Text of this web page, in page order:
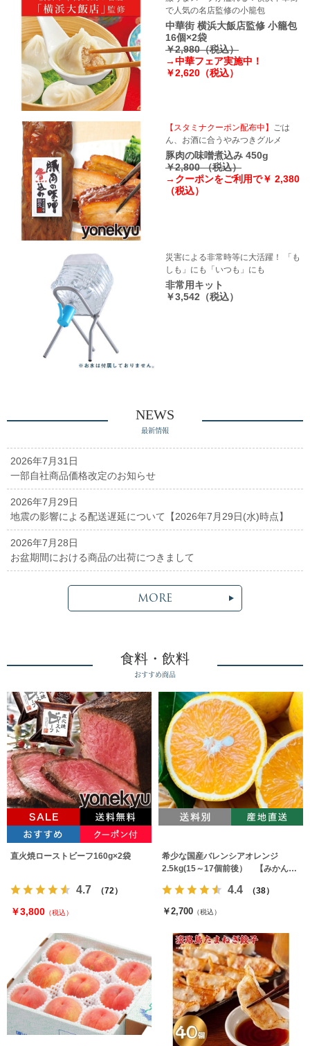
で人気の名店監修の小籠包
中華街 横浜大飯店監修 小籠包
16個×2袋
￥2,980（税込）
→中華フェア実施中！
￥2,620（税込）
【スタミナクーポン配布中】
ごは
ん、お酒に合うやみつきグルメ
豚肉の味噌煮込み 450g
￥2,800 （税込）
→クーポンをご利用で￥ 2,380
（税込）
災害による非常時等に大活躍！ 「も
しも」にも「いつも」にも
非常用キット
￥3,542（税込）
NEWS
最新情報
2026年7月31日
一部自社商品価格改定のお知らせ
2026年7月29日
地震の影響による配送遅延について【2026年7月29日(水)時点】
2026年7月28日
お盆期間における商品の出荷につきまして
MORE
食料・飲料
おすすめ商品
直火焼ローストビーフ160g×2袋
4.7 （72）
￥3,800 （税込）
希少な国産バレンシアオレンジ
2.5kg(15～17個前後） 【みかんの
4.4 （38）
￥2,700 （税込）